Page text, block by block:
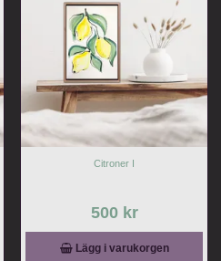
Citroner I
500 kr
Lägg i varukorgen